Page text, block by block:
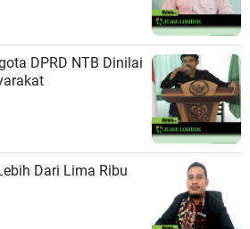
DPRD NTB Dinilai
Dari Lima Ribu